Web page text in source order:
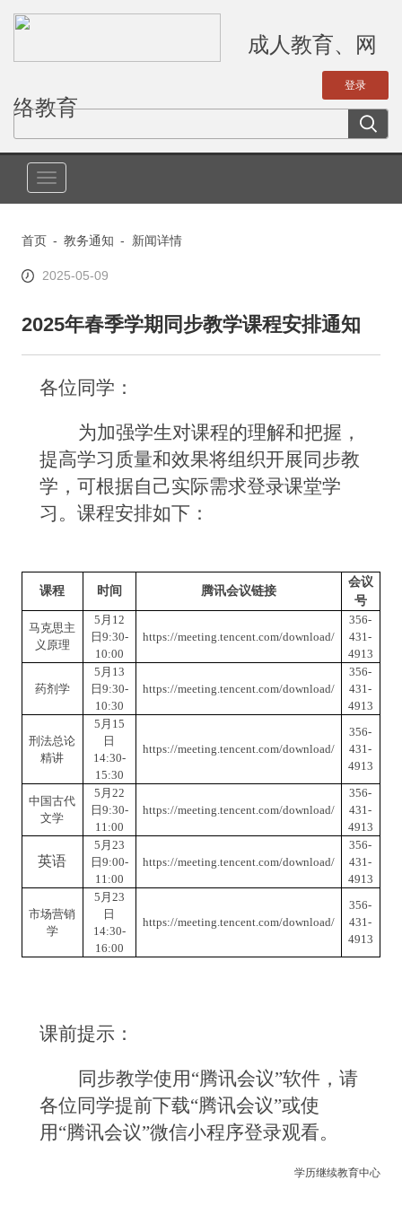
成人教育、网
络教育
切
换
航
首页 - 教务通知 - 新闻详情
2025-05-09
2025年春季学期同步教学课程安排通知
各位 同学：
为加强学生对课程的理解和把握，
提高学习质量和效果将组织开展同步教
学， 可根据自己实际需求登录课堂学
习。课程安排如下 ：
课程 时间 腾讯会议链接
会议
号
马克思主
义原理
5 月 12
日 9:30-
10:00
https://meeting.tencent.com/download/
356-
431-
4913
药剂学
5 月 13
日 9:30-
10:30
https://meeting.tencent.com/download/
356-
431-
4913
刑法总论
精讲
5 月 15
日
14:30-
15:30
https://meeting.tencent.com/download/
356-
431-
4913
中国古代
文学
5 月 22
日 9:30-
11:00
https://meeting.tencent.com/download/
356-
431-
4913
英语
5 月 23
日 9:00-
11:00
https://meeting.tencent.com/download/
356-
431-
4913
市场营销
学
5 月 23
日
14:30-
16:00
https://meeting.tencent.com/download/
356-
431-
4913
课前提示：
同步教学使用“腾讯会议”软件，请
各位同学提前下载“腾讯会议”或使
用“腾讯会议”微信小程序登录观看。
学历继续教育中心